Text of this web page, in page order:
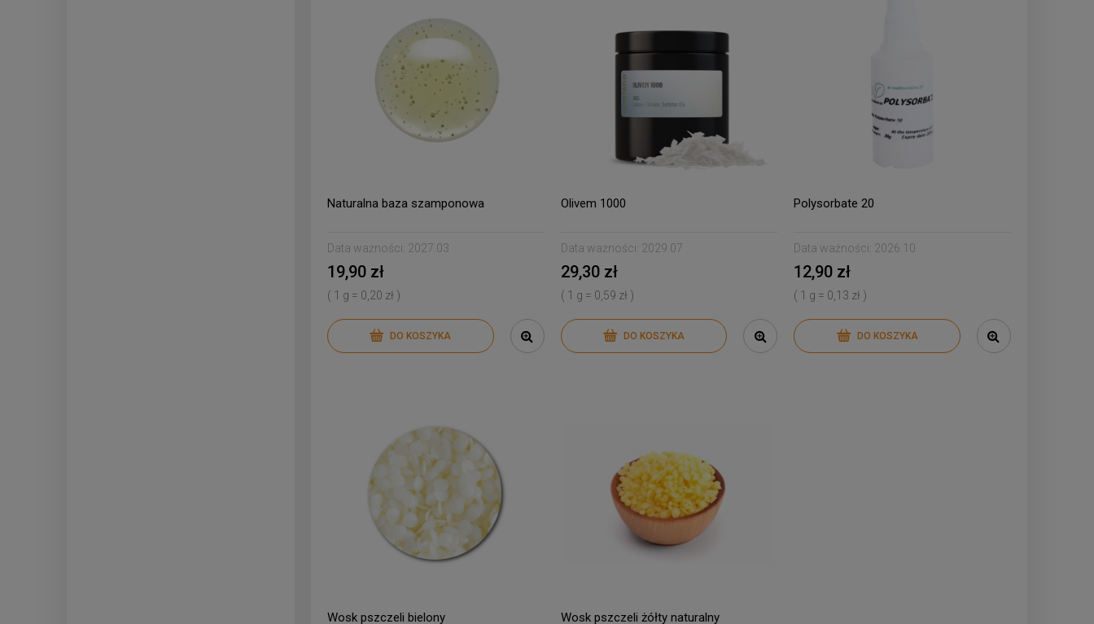
Naturalna baza szamponowa
Data ważności: 2027.03
19,90 zł
( 1 g = 0,20 zł )
DO KOSZYKA
Olivem 1000
Data ważności: 2029.07
29,30 zł
( 1 g = 0,59 zł )
DO KOSZYKA
Polysorbate 20
Data ważności: 2026.10
12,90 zł
( 1 g = 0,13 zł )
DO KOSZYKA
Wosk pszczeli bielony Wosk pszczeli żółty naturalny